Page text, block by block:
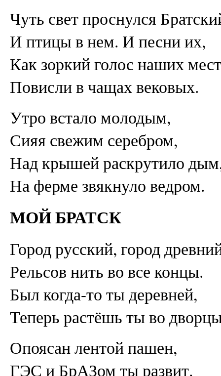
Чуть свет проснулся
И птицы в нем. И песни их,
Как зоркий голос наших
Повисли в чащах вековых.
Утро встало молодым,
Сияя свежим серебром,
Над крышей раскрутило
На ферме звякнуло ведром.
МОЙ БРАТСК
Город русский, город
Рельсов нить во все концы.
Был когда-то ты деревней,
Теперь растёшь ты во
Опоясан лентой пашен,
ГЭС и БрАЗом ты развит.